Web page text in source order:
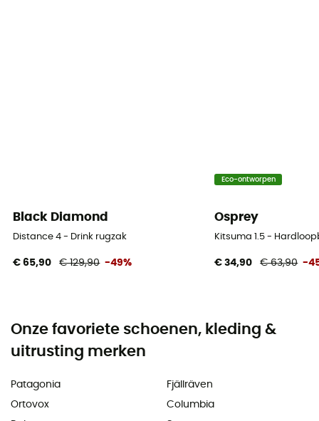
Black Diamond
Distance 4 - Drink rugzak
€ 65,90 € 129,90 -49%
Eco-ontworpen
Osprey
Kitsuma 1.5 -
€ 34,90 € 63,90 -
Onze favoriete schoenen, kleding &
uitrusting merken
Patagonia
Ortovox
Fjällräven
Columbia